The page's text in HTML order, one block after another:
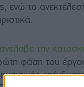
ενώ το
την
φάση του